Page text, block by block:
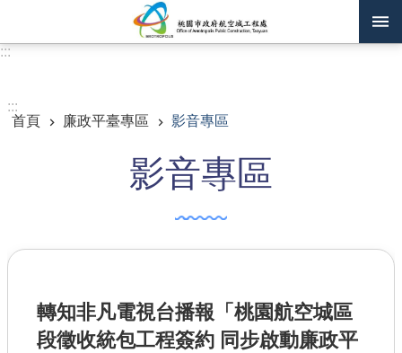
業務資訊
政府公開資訊
:::
:::
首頁
廉政平臺專區 影音專區
影音專區
轉知非凡電視台播報「桃園航空城區
段徵收統包工程簽約 同步啟動廉政平